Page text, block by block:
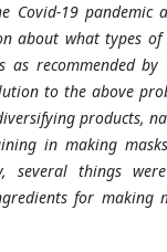
Covid-19 pandemic
about what types of
as recommended
to the above
products,
in making
several things
for making